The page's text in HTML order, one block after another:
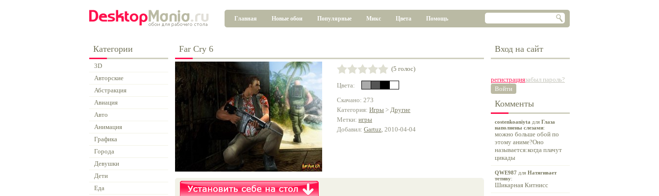
Главная Новые обои Популярные Микс Цвета Помощь
Категории
3D
Авторские
Абстракция
Авиация
Авто
Анимация
Графика
Города
Девушки
Дети
Еда
Far Cry 6
(5 голос)
Цвета:
Скачано: 273
Категория: Игры > Другие
Метки: игры
Добавил: Gartuz, 2010-04-04
Вход на сайт
регистрациязабыл пароль?
Войти
Комменты
costenkoaniyta для Глаза
наполнены слезами:
можно больше обой по
этому аниме?Оно
называется:когда плачут
цикады
QWE987 для Натягивает
тетиву:
Шикарная Китнисс